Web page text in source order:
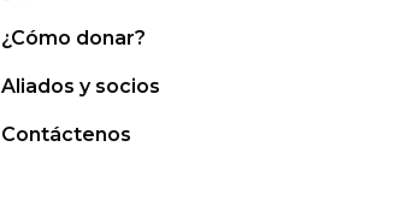
¿Cómo donar?
Aliados y socios
Contáctenos